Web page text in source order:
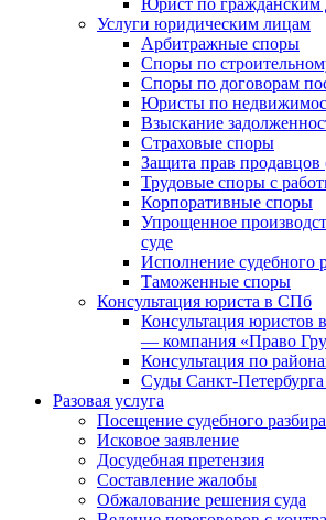
Юрист по гражданским
Услуги юридическим лицам
Арбитражные споры
Споры по
Споры по договорам
Юристы по
Взыскание
Страховые споры
Защита прав продавцов
Трудовые споры с
Корпоративные споры
Упрощенное
суде
Исполнение судебного
Таможенные споры
Консультация юриста в СПб
Консультация юристов
— компания «Право
Консультация по
Суды Санкт-
Разовая услуга
Посещение судебного
Исковое заявление
Досудебная претензия
Составление жалобы
Обжалование решения суда